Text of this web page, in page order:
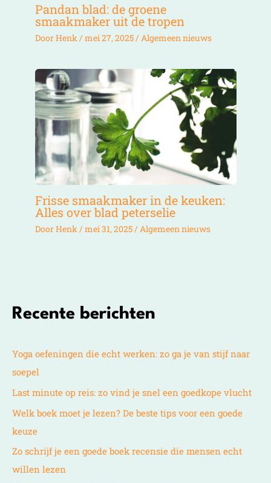
Pandan blad: de groene
smaakmaker uit de tropen
DoorHenk/ mei 27, 2025/ Algemeen nieuws
Frisse smaakmaker in de keuken:
Alles over blad peterselie
DoorHenk/ mei 31, 2025/ Algemeen nieuws
Recente berichten
Yoga oefeningen die echt werken: zo ga je van stijf naar
soepel
Last minute op reis: zo vind je snel een goedkope vlucht
Welk boek moet je lezen? De beste tips voor een goede
keuze
Zo schrijf je een goede boek recensie die mensen echt
willen lezen